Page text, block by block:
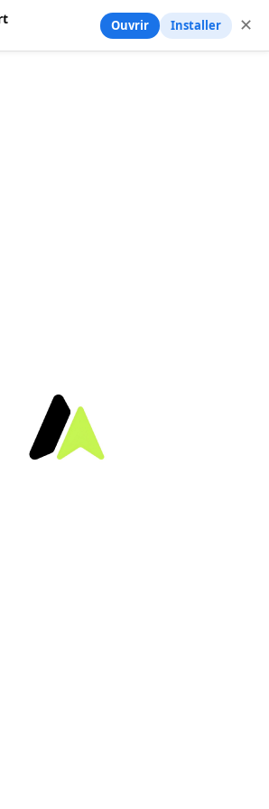
Ouvrir Installer ✕